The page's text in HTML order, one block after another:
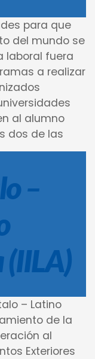
para que
del mundo se
laboral fuera
a realizar
al alumno
dos de las
–
– Latino
de la
al
Exteriores